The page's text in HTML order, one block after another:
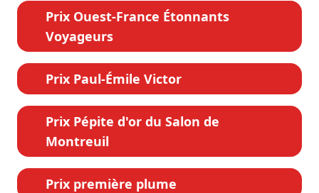
Prix Ouest-France Étonnants
Voyageurs
Prix Paul-Émile Victor
Prix Pépite d'or du Salon de
Montreuil
Prix première plume